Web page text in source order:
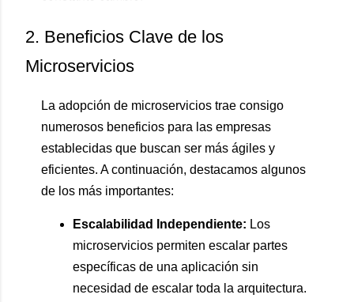
2. Beneficios Clave de los
Microservicios
La adopción de microservicios trae consigo
numerosos beneficios para las empresas
establecidas que buscan ser más ágiles y
eficientes. A continuación, destacamos algunos
de los más importantes:
Escalabilidad Independiente: Los
microservicios permiten escalar partes
específicas de una aplicación sin
necesidad de escalar toda la arquitectura.